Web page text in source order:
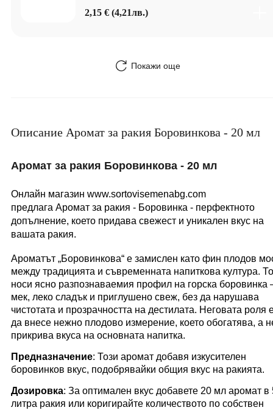
2,15 € (4,21лв.)
Покажи още
Описание Аромат за ракия Боровинкова - 20 мл
Аромат за ракия Боровинкова - 20 мл
Онлайн магазин www.sortovisemenabg.com
предлага Аромат за ракия - Боровинка - перфектното
допълнение, което придава свежест и уникален вкус на
вашата ракия.
Ароматът „Боровинкова“ е замислен като фин плодов
между традицията и съвременната напиткова култура.
носи ясно разпознаваемия профил на горска боровинка
мек, леко сладък и приглушено свеж, без да нарушава
чистотата и прозрачността на дестилата. Неговата роля
да внесе нежно плодово измерение, което обогатява, а
прикрива вкуса на основната напитка.
Предназначение: Този аромат добавя изкусителен
боровинков вкус, подобрявайки общия вкус на ракията.
Дозировка: За оптимален вкус добавете 20 мл аромат в
литра ракия или коригирайте количеството по собствен